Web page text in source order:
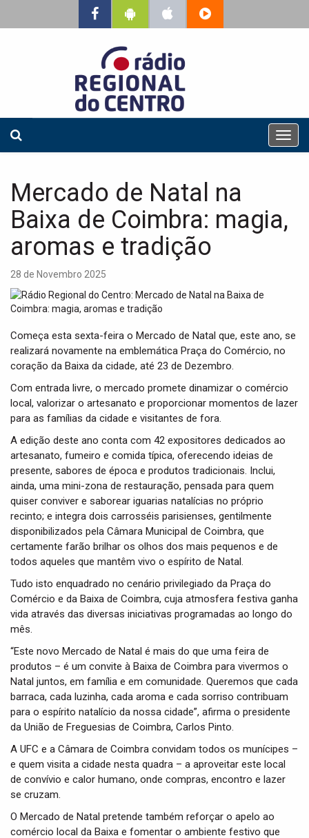
T
o
n
o
n
Mercado de Natal na
Baixa de Coimbra: magia,
aromas e tradição
28 de Novembro 2025
Começa esta sexta-feira o Mercado de Natal que, este ano, se
realizará novamente na emblemática Praça do Comércio, no
coração da Baixa da cidade, até 23 de Dezembro.
Com entrada livre, o mercado promete dinamizar o comércio
local, valorizar o artesanato e proporcionar momentos de lazer
para as famílias da cidade e visitantes de fora.
A edição deste ano conta com 42 expositores dedicados ao
artesanato, fumeiro e comida típica, oferecendo ideias de
presente, sabores de época e produtos tradicionais. Inclui,
ainda, uma mini-zona de restauração, pensada para quem
quiser conviver e saborear iguarias natalícias no próprio
recinto; e integra dois carrosséis parisienses, gentilmente
disponibilizados pela Câmara Municipal de Coimbra, que
certamente farão brilhar os olhos dos mais pequenos e de
todos aqueles que mantêm vivo o espírito de Natal.
Tudo isto enquadrado no cenário privilegiado da Praça do
Comércio e da Baixa de Coimbra, cuja atmosfera festiva ganha
vida através das diversas iniciativas programadas ao longo do
mês.
“Este novo Mercado de Natal é mais do que uma feira de
produtos – é um convite à Baixa de Coimbra para vivermos o
Natal juntos, em família e em comunidade. Queremos que cada
barraca, cada luzinha, cada aroma e cada sorriso contribuam
para o espírito natalício da nossa cidade”, afirma o presidente
da União de Freguesias de Coimbra, Carlos Pinto.
A UFC e a Câmara de Coimbra convidam todos os munícipes –
e quem visita a cidade nesta quadra – a aproveitar este local
de convívio e calor humano, onde compras, encontro e lazer
se cruzam.
O Mercado de Natal pretende também reforçar o apelo ao
comércio local da Baixa e fomentar o ambiente festivo que